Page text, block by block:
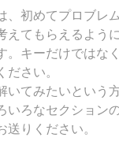
初めてプロブレ
えてもらえるよう
。キーだけではな
さい。
てみたいという
いろなセクション
送りください。